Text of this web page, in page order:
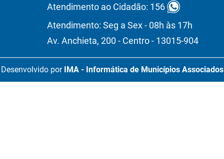
Atendimento ao Cidadão: 156
Atendimento: Seg a Sex - 08h às 17h
Av. Anchieta, 200 - Centro - 13015-904
Desenvolvido por IMA - Informática de Municípios Associados